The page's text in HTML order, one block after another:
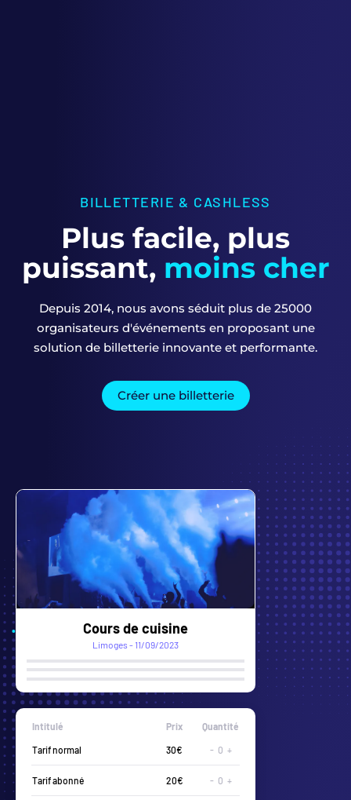
BILLETTERIE & CASHLESS
Plus facile, plus
puissant, moins cher
Depuis 2014, nous avons séduit plus de 25000
organisateurs d'événements en proposant une
solution de billetterie innovante et performante.
Créer une billetterie
Foxes vs Chamois
Chambéry - 22/09/2024
Intitulé Prix Quantité
Tribune Or 20€ - 0 +
Tarif abonné 10€ - 0 +